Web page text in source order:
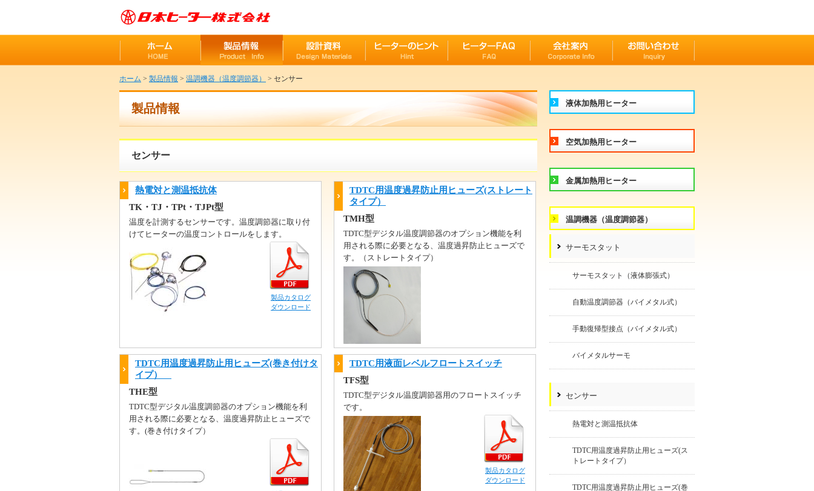
ホーム > 製品情報 > 温調機器（温度調節器） > センサー
製品情報
センサー
熱電対と測温抵抗体
TK・TJ・TPt・TJPt型
温度を計測するセンサーです。温度調節器に取り付
けてヒーターの温度コントロールをします。
製品カタログ
ダウンロード
TDTC用温度過昇防止用ヒューズ(ストレート
タイプ）
TMH型
TDTC型デジタル温度調節器のオプション機能を利
用される際に必要となる、温度過昇防止ヒューズで
す。（ストレートタイプ）
TDTC用温度過昇防止用ヒューズ(巻き付けタ
イプ）
THE型
TDTC型デジタル温度調節器のオプション機能を利
用される際に必要となる、温度過昇防止ヒューズで
す。(巻き付けタイプ）
TDTC用液面レベルフロートスイッチ
TFS型
TDTC型デジタル温度調節器用のフロートスイッチ
です。
製品カタログ
ダウンロード
液体加熱用ヒーター
空気加熱用ヒーター
金属加熱用ヒーター
温調機器（温度調節器）
サーモスタット
サーモスタット（液体膨張式）
自動温度調節器（バイメタル式）
手動復帰型接点（バイメタル式）
バイメタルサーモ
センサー
熱電対と測温抵抗体
TDTC用温度過昇防止用ヒューズ(ス
トレートタイプ）
TDTC用温度過昇防止用ヒューズ(巻